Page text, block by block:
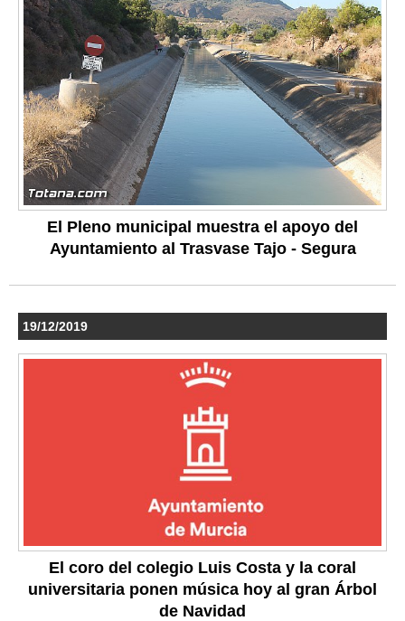
El Pleno municipal muestra el apoyo del
Ayuntamiento al Trasvase Tajo - Segura
19/12/2019
El coro del colegio Luis Costa y la coral
universitaria ponen música hoy al gran Árbol
de Navidad